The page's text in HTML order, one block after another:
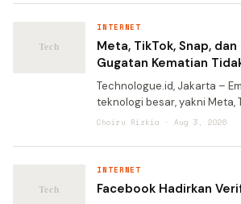
langsung (live stream) yang
INTERNET
Meta, TikTok, Snap,
Gugatan Kematian
Technologue.id, Jakarta –
teknologi besar, yakni Meta,
Google, kembali
(SMVLC) men
Choiru Rizkia · Aug 3, 2026
INTERNET
Facebook Hadirkan